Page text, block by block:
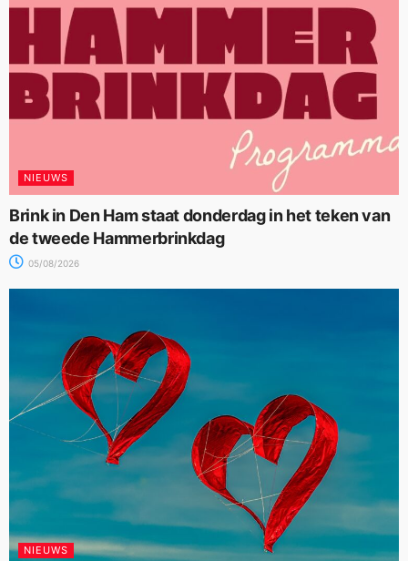
NIEUWS
Brink in Den Ham staat donderdag in het teken van
de tweede Hammerbrinkdag
05/08/2026
NIEUWS